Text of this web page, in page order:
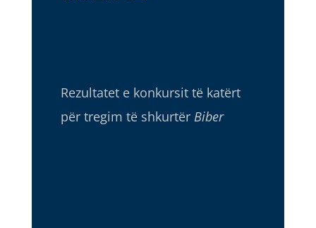
Rezultatet e konkursit të katërt
për tregim të shkurtërBiber